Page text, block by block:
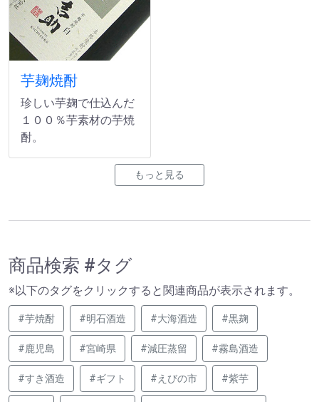
芋麹焼酎
珍しい芋麹で仕込んだ
１００％芋素材の芋焼
酎。
もっと見る
商品検索 #タグ
※以下のタグをクリックすると関連商品が表示されます。
#芋焼酎 #明石酒造 #大海酒造 #黒麹
#鹿児島 #宮崎県 #減圧蒸留 #霧島酒造
#すき酒造 #ギフト #えびの市 #紫芋